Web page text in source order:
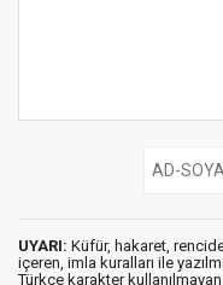
UYARI: Küfür, hakaret,
içeren, imla kuralları ile
Türkçe karakter